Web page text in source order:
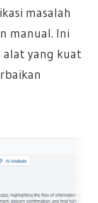
masalah
manual. Ini
alat yang kuat